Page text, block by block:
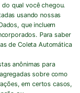
qual você chegou.
usando nossas
que incluem
Para saber
de Coleta Automática
anônimas para
sobre como
em certos casos,